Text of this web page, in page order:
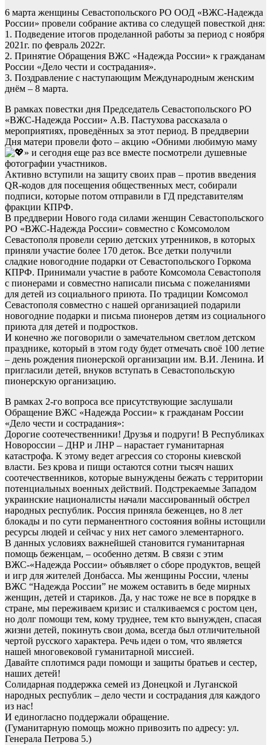
6 марта женщины Севастопольского РО ООД «ВЖС-Надежда
России» провели собрание актива со следущей повесткой дня:
1. Подведение итогов проделанной работы за период с ноября
2021г. по февраль 2022г.
2. Принятие Обращения ВЖС «Надежда России» к гражданам
России «Дело чести и сострадания».
3. Поздравление с наступающим Международным женским
днём – 8 марта.
В рамках повестки дня Председатель Севастопольского РО
«ВЖС-Надежда России» А.В. Пастухова рассказала о
мероприятиях, проведённых за этот период. В преддверии
Дня матери провели фото – акцию «Обними любимую маму
» и сегодня еще раз все вместе посмотрели душевные
фотографии участников.
Активно вступили на защиту своих прав – против введения
QR-кодов для посещения общественных мест, собирали
подписи, которые потом отправили в ГД представителям
фракции КПРФ.
В преддверии Нового года силами женщин Севастопольского
РО «ВЖС-Надежда России» совместно с Комсомолом
Севастополя провели серию детских утренников, в которых
приняли участие более 170 деток. Все детки получили
сладкие новогодние подарки от Севастопольского Горкома
КПРФ. Принимали участие в работе Комсомола Севастополя
с пионерами и совместно написали письма с пожеланиями
для детей из социального приюта. По традиции Комсомол
Севастополя совместно с нашей организацией подарили
новогодние подарки и письма пионеров детям из социального
приюта для детей и подростков.
И конечно же поговорили о замечательном светлом детском
празднике, который в этом году будет отмечать своё 100 летие
– день рождения пионерской организации им. В.И. Ленина. И
пригласили детей, внуков вступать в Севастопольскую
пионерскую организацию.
В рамках 2-го вопроса все присутствующие заслушали
Обращение ВЖС «Надежда России» к гражданам России
«Дело чести и сострадания»:
Дорогие соотечественники! Друзья и подруги! В Республиках
Новороссии – ДНР и ЛНР – нарастает гуманитарная
катастрофа. К этому ведет агрессия со стороны киевской
власти. Без крова и пищи остаются сотни тысяч наших
соотечественников, которые вынуждены бежать с территории
потенциальных военных действий. Подстрекаемые Западом
украинские националисты начали массированный обстрел
народных республик. Россия приняла беженцев, но 8 лет
блокады и по сути перманентного состояния войны истощили
ресурсы людей и сейчас у них нет самого элементарного.
В данных условиях важнейшей становится гуманитарная
помощь беженцам, – особенно детям. В связи с этим
ВЖС-«Надежда России» объявляет о сборе продуктов, вещей
и игр для жителей Донбасса. Мы женщины России, члены
ВЖС “Надежда России” не можем оставить в беде мирных
женщин, детей и стариков. Да, у нас тоже не все в порядке в
стране, мы переживаем кризис и сталкиваемся с ростом цен,
но долг помощи тем, кому труднее, тем кто вынужден, спасая
жизни детей, покинуть свои дома, всегда был отличительной
чертой русского характера. Речь идеи о том, что является
нашей многовековой гуманитарной миссией.
Давайте сплотимся ради помощи и защиты братьев и сестер,
наших детей!
Солидарная поддержка семей из Донецкой и Луганской
народных республик – дело чести и сострадания для каждого
из нас!
И единогласно поддержали обращение.
(Гуманитарную помощь можно привозить по адресу: ул.
Генерала Петрова 5.)